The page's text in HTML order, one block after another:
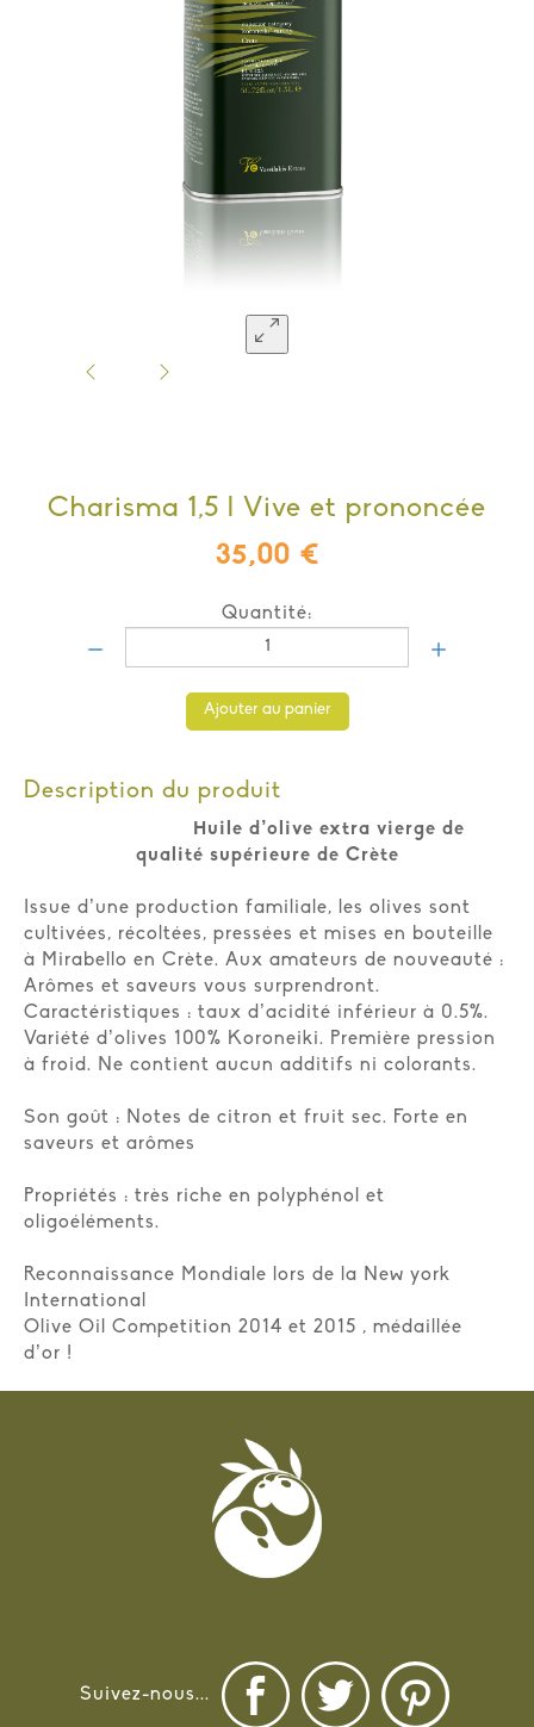
Charisma 1,5 l Vive et prononcée
35,00 €
Quantité:
Ajouter au panier
Description du produit
Huile d’olive extra vierge de
qualité supérieure de Crète
Issue d’une production familiale, les olives sont
cultivées, récoltées, pressées et mises en bouteille
à Mirabello en Crète. Aux amateurs de nouveauté :
Arômes et saveurs vous surprendront.
Caractéristiques : taux d’acidité inférieur à 0.5%.
Variété d’olives 100% Koroneiki. Première pression
à froid. Ne contient aucun additifs ni colorants.
Son goût : Notes de citron et fruit sec. Forte en
saveurs et arômes
Propriétés : très riche en polyphénol et
oligoéléments.
Reconnaissance Mondiale lors de la New york
International
Olive Oil Competition 2014 et 2015 , médaillée
d’or !
Suivez-nous...